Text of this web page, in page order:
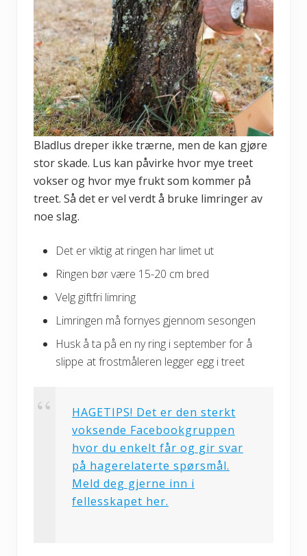
Bladlus dreper ikke trærne, men de kan gjøre
stor skade. Lus kan påvirke hvor mye treet
vokser og hvor mye frukt som kommer på
treet. Så det er vel verdt å bruke limringer av
noe slag.
Det er viktig at ringen har limet ut
Ringen bør være 15-20 cm bred
Velg giftfri limring
Limringen må fornyes gjennom sesongen
Husk å ta på en ny ring i september for å
slippe at frostmåleren legger egg i treet
HAGETIPS! Det er den sterkt
voksende Facebookgruppen
hvor du enkelt får og gir svar
på hagerelaterte spørsmål.
Meld deg gjerne inn i
fellesskapet her.